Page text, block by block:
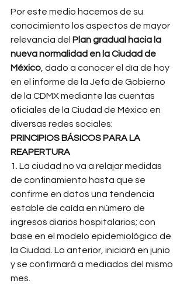
Por este medio hacemos de su
conocimiento los aspectos de mayor
relevancia del Plan gradual hacia la
nueva normalidad en la Ciudad de
México , dado a conocer el día de hoy
en el informe de la Jefa de Gobierno
de la CDMX mediante las cuentas
oficiales de la Ciudad de México en
diversas redes sociales:
PRINCIPIOS BÁSICOS PARA LA
REAPERTURA
1. La ciudad no va a relajar medidas
de confinamiento hasta que se
confirme en datos una tendencia
estable de caída en número de
ingresos diarios hospitalarios; con
base en el modelo epidemiológico de
la Ciudad. Lo anterior, iniciará en junio
y se confirmará a mediados del mismo
mes.